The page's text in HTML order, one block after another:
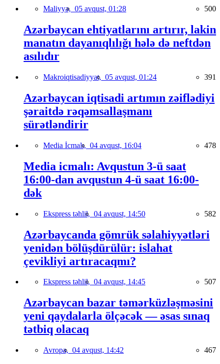
Maliyyə, 05 avqust, 01:28 500
Azərbaycan ehtiyatlarını artırır, lakin
manatın dayanıqlılığı hələ də neftdən
asılıdır
Makroiqtisadiyyat, 05 avqust, 01:24 391
Azərbaycan iqtisadi artımın zəiflədiyi
şəraitdə rəqəmsallaşmanı
sürətləndirir
Media İcmalı, 04 avqust, 16:04 478
Media icmalı: Avqustun 3-ü saat
16:00-dan avqustun 4-ü saat 16:00-
dək
Ekspress təhlil, 04 avqust, 14:50 582
Azərbaycanda gömrük səlahiyyətləri
yenidən bölüşdürülür: islahat
çevikliyi artıracaqmı?
Ekspress təhlil, 04 avqust, 14:45 507
Azərbaycan bazar təmərküzləşməsini
yeni qaydalarla ölçəcək — əsas sınaq
tətbiq olacaq
Avropa, 04 avqust, 14:42 467